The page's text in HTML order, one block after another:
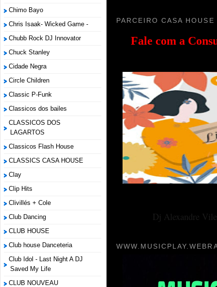
Chimo Bayo
Chris Isaak- Wicked Game -
Chubb Rock DJ Innovator
Chuck Stanley
Cidade Negra
Circle Children
Classic P-Funk
Classicos dos bailes
CLASSICOS DOS
LAGARTOS
Classicos Flash House
CLASSICS CASA HOUSE
Clay
Clip Hits
Clivillés + Cole
Club Dancing
CLUB HOUSE
Club house Danceteria
Club Idol - Last Night A DJ
Saved My Life
CLUB NOUVEAU
PARCEIRO CASA HOUSE
Fale com a
Dj Alexandre